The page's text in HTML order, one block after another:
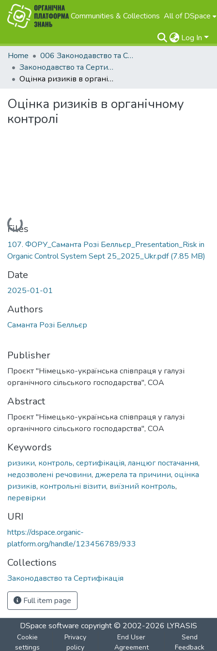
Communities & Collections All of DSpace
Log In
Home
006 Законодавство та Сертифікація
Законодавство та Сертифікація
Оцінка ризиків в органічному контролі
Оцінка ризиків в органічному
контролі
Loading...
Files
107. ФОРУ_Саманта Розі Белльєр_Presentation_Risk in
Organic Control System Sept 25_2025_Ukr.pdf(7.85 MB)
Date
2025-01-01
Authors
Саманта Розі Белльєр
Publisher
Проєкт "Німецько-українська співпраця у галузі
органічного сільського господарства", СОА
Abstract
Проєкт "Німецько-українська співпраця у галузі
органічного сільського господарства", СОА
Keywords
ризики, контроль, сертифікація, ланцюг постачання,
недозволені речовини, джерела та причини, оцінка
ризиків, контрольні візити, виїзний контроль,
перевірки
URI
https://dspace.organic-
platform.org/handle/123456789/933
Collections
Законодавство та Сертифікація
Full item page
DSpace software copyright © 2002-2026 LYRASIS
Cookie
settings
Privacy
policy
End User
Agreement
Send
Feedback